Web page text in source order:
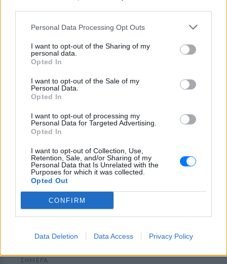
Personal Data Processing Opt Outs
I want to opt-out of the Sharing of my
personal data.
Opted In
I want to opt-out of the Sale of my
Personal Data.
Opted In
I want to opt-out of processing my
Personal Data for Targeted Advertising.
Opted In
I want to opt-out of Collection, Use,
Retention, Sale, and/or Sharing of my
Personal Data that Is Unrelated with the
Purposes for which it was collected.
Opted Out
CONFIRM
Data Deletion Data Access Privacy Policy
Τον θυμόμαστε ως σπουδαίο ηθοποιό και
Αλίκη, αναπόσπαστο κομμάτι της
μεγάλης οικογένειας της Φίνος Φιλμ,
ΣΉΜΕΡΑ
στη θάλασσα
Γέννησε η Λίλα Μπακλέση: Η απροσδόκητη
ανάρτηση του συντρόφου της για τον ερχομό
Η γνωστή ηθοποιός Λίλα Μπακλέση έγινε για πρώτη φορά
ΣΉΜΕΡΑ